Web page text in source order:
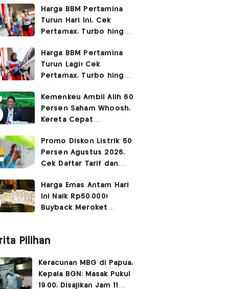
Harga BBM Pertamina
Turun Hari Ini, Cek
Pertamax, Turbo hingga
2026
Harga BBM Pertamina
Turun Lagi! Cek
Pertamax, Turbo hingga
Agustus 2026
Kemenkeu Ambil Alih 60
Persen Saham Whoosh,
Kereta Cepat
Surabaya
Promo Diskon Listrik 50
Persen Agustus 2026,
Cek Daftar Tarif dan
Harga Emas Antam Hari
Ini Naik Rp50.000!
Buyback Meroket
Pilihan
Keracunan MBG di Papua,
Kepala BGN: Masak Pukul
19.00, Disajikan Jam 11